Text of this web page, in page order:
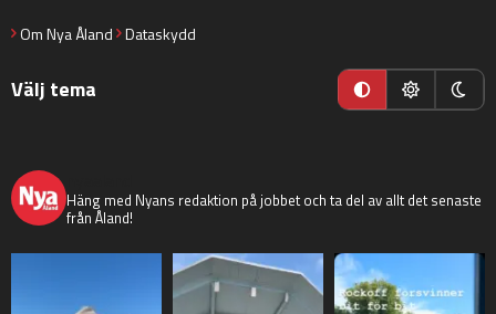
Om Nya Åland Dataskydd
Välj tema
Häng med Nyans redaktion på jobbet och ta del av allt det senaste
från Åland!